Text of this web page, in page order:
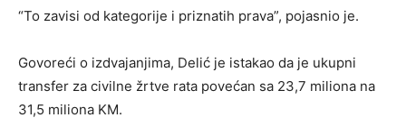
“To zavisi od kategorije i priznatih prava”, pojasnio je.
Govoreći o izdvajanjima, Delić je istakao da je ukupni
transfer za civilne žrtve rata povećan sa 23,7 miliona na
31,5 miliona KM.